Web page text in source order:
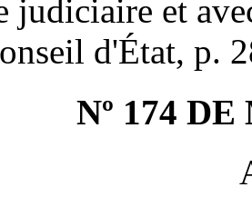
judiciaire et
d'État, p.
Nº 174